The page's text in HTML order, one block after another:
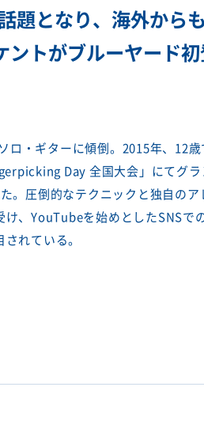
題となり、海外から
トがブルーヤード初
ロ・ギターに傾倒。2015年、12
Day 全国大会」にてグ
。圧倒的なテクニックと独自の
、YouTubeを始めとしたSNSで
れている。